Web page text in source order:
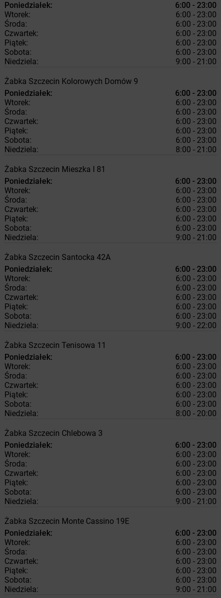
Poniedziałek:
6:00 - 23:00
Wtorek:
6:00 - 23:00
Środa:
6:00 - 23:00
Czwartek:
6:00 - 23:00
Piątek:
6:00 - 23:00
Sobota:
6:00 - 23:00
Niedziela:
9:00 - 21:00
Żabka Szczecin Kolorowych Domów 9
Poniedziałek:
6:00 - 23:00
Wtorek:
6:00 - 23:00
Środa:
6:00 - 23:00
Czwartek:
6:00 - 23:00
Piątek:
6:00 - 23:00
Sobota:
6:00 - 23:00
Niedziela:
8:00 - 21:00
Żabka Szczecin Mieszka I 81
Poniedziałek:
6:00 - 23:00
Wtorek:
6:00 - 23:00
Środa:
6:00 - 23:00
Czwartek:
6:00 - 23:00
Piątek:
6:00 - 23:00
Sobota:
6:00 - 23:00
Niedziela:
9:00 - 21:00
Żabka Szczecin Santocka 42A
Poniedziałek:
6:00 - 23:00
Wtorek:
6:00 - 23:00
Środa:
6:00 - 23:00
Czwartek:
6:00 - 23:00
Piątek:
6:00 - 23:00
Sobota:
6:00 - 23:00
Niedziela:
9:00 - 22:00
Żabka Szczecin Tenisowa 11
Poniedziałek:
6:00 - 23:00
Wtorek:
6:00 - 23:00
Środa:
6:00 - 23:00
Czwartek:
6:00 - 23:00
Piątek:
6:00 - 23:00
Sobota:
6:00 - 23:00
Niedziela:
8:00 - 20:00
Żabka Szczecin Chlebowa 3
Poniedziałek:
6:00 - 23:00
Wtorek:
6:00 - 23:00
Środa:
6:00 - 23:00
Czwartek:
6:00 - 23:00
Piątek:
6:00 - 23:00
Sobota:
6:00 - 23:00
Niedziela:
9:00 - 21:00
Żabka Szczecin Monte Cassino 19E
Poniedziałek:
6:00 - 23:00
Wtorek:
6:00 - 23:00
Środa:
6:00 - 23:00
Czwartek:
6:00 - 23:00
Piątek:
6:00 - 23:00
Sobota:
6:00 - 23:00
Niedziela:
9:00 - 21:00